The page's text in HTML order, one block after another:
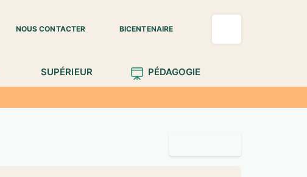
NOUS CONTACTER BICENTENAIRE
SUPÉRIEUR PÉDAGOGIE